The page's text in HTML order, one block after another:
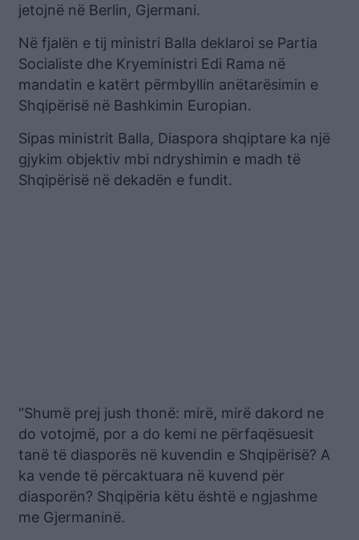
jetojnë në Berlin, Gjermani.
Në fjalën e tij ministri Balla deklaroi se Partia
Socialiste dhe Kryeministri Edi Rama në
mandatin e katërt përmbyllin anëtarësimin e
Shqipërisë në Bashkimin Europian.
Sipas ministrit Balla, Diaspora shqiptare ka një
gjykim objektiv mbi ndryshimin e madh të
Shqipërisë në dekadën e fundit.
“Shumë prej jush thonë: mirë, mirë dakord ne
do votojmë, por a do kemi ne përfaqësuesit
tanë të diasporës në kuvendin e Shqipërisë? A
ka vende të përcaktuara në kuvend për
diasporën? Shqipëria këtu është e ngjashme
me Gjermaninë.